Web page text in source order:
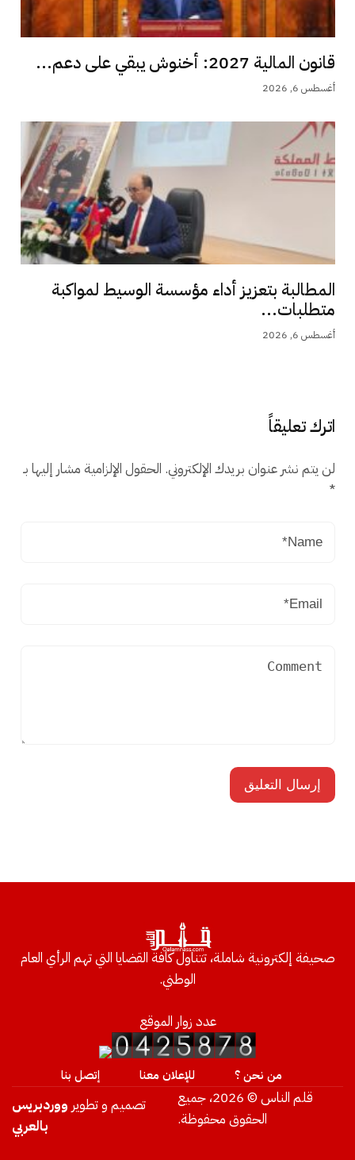
قانون المالية 2027: أخنوش يبقي على دعم...
أغسطس 6, 2026
المطالبة بتعزيز أداء مؤسسة الوسيط لمواكبة
متطلبات...
أغسطس 6, 2026
اترك تعليقاً
لن يتم نشر عنوان بريدك الإلكتروني. الحقول الإلزامية مشار إليها بـ
*
صحيفة إلكترونية شاملة، تتناول كافة القضايا التي تهم الرأي العام
الوطني.
عدد زوار الموقع
من نحن ؟ للإعلان معنا إتصل بنا
قلم الناس © 2026، جميع
الحقوق محفوظة.
تصميم و تطوير ووردبريس
بالعربي